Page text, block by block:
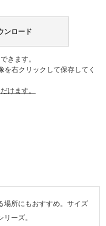
ンロード
きます。
右クリックして保存してく
けます。
場所にもおすすめ。サイズ
ーズ。